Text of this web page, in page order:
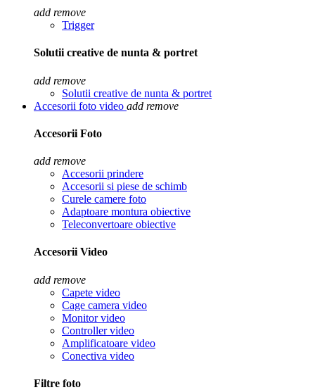
add remove
Trigger
Solutii creative de nunta & portret
add remove
Solutii creative de nunta & portret
Accesorii foto video add remove
Accesorii Foto
add remove
Accesorii prindere
Accesorii si piese de schimb
Curele camere foto
Adaptoare montura obiective
Teleconvertoare obiective
Accesorii Video
add remove
Capete video
Cage camera video
Monitor video
Controller video
Amplificatoare video
Conectiva video
Filtre foto